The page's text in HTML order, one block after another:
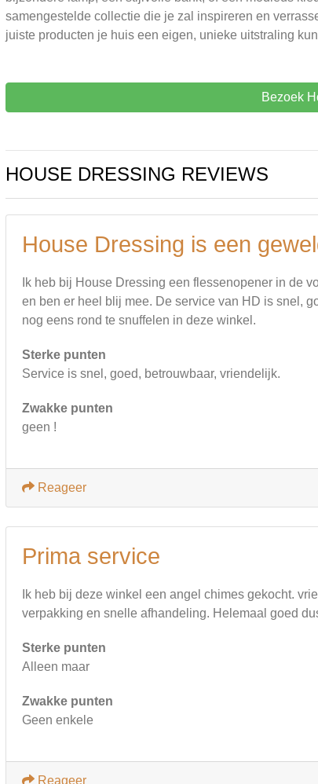
samengestelde collectie die je zal inspireren en
juiste producten je huis een eigen, unieke uitstraling
Bezoek
HOUSE DRESSING REVIEWS
House Dressing is een
Ik heb bij House Dressing een flessenopener in de
en ben er heel blij mee. De service van HD is snel,
nog eens rond te snuffelen in deze winkel.
Sterke punten
Service is snel, goed, betrouwbaar, vriendelijk.
Zwakke punten
geen !
Reageer
Prima service
Ik heb bij deze winkel een angel chimes gekocht.
verpakking en snelle afhandeling. Helemaal goed
Sterke punten
Alleen maar
Zwakke punten
Geen enkele
Reageer